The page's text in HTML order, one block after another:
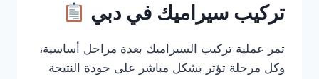
تركيب سيراميك في دبي
تمر عملية تركيب السيراميك بعدة مراحل أساسية،
وكل مرحلة تؤثر بشكل مباشر على جودة النتيجة